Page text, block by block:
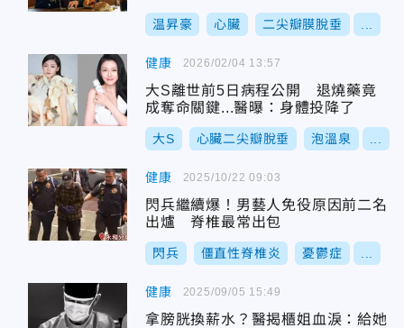
温昇豪 心臟 二尖瓣膜脫垂
健康
大S離世前5日病程公開 退燒藥竟
成奪命關鍵...醫曝：身體投降了
大S 心臟二尖瓣脫垂 泡溫泉
2026/02/04 13:57
健康
閃兵繼續爆！男藝人免役原因前二名
出爐 脊椎最常出包
閃兵 僵直性脊椎炎 憂鬱症
2025/10/22 09:03
健康
拿膀胱換薪水？醫揭櫃姐血淚：給她
2025/09/05 15:49